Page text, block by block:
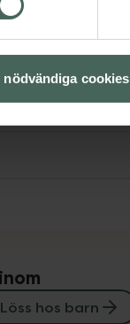
nödvändiga cookies
Löss hos barn